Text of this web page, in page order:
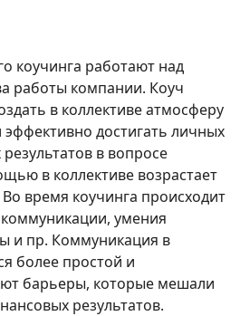
коучинга работают над
работы компании. Коуч
в коллективе атмосферу
эффективно достигать личных
в вопросе
в коллективе возрастает
время коучинга происходит
умения
и пр. Коммуникация в
более простой и
барьеры, которые мешали
результатов.